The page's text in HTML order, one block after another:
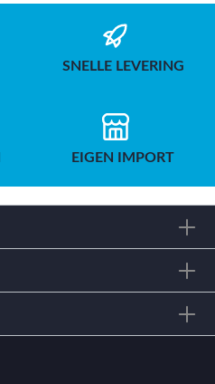
SNELLE LEVERING
EIGEN IMPORT